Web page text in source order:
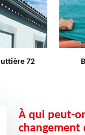
72
À qui peut-
changement